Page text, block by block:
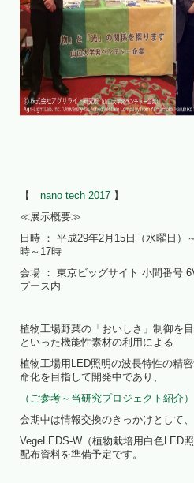
【 nano tech 2017 】
≪展示概要≫
日時 ： 平成29年2月15日（水曜日
時～17時
会場 ： 東京ビッグサイト 小間番号
ブース内
植物工場野菜の「おいしさ」制御を
といった機能性素材の利用による
植物工場用LED照明の波長特性の精
命化を目指して開発中であり、
（ご参考～当研究プロジェクト紹介）
会期中は情報交換のきっかけとして、
VegeLEDS-W（植物栽培用白色LED
配布資料を準備予定です。